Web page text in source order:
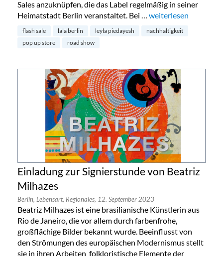
Sales anzuknüpfen, die das Label regelmäßig in seiner
Heimatstadt Berlin veranstaltet. Bei … „lala Berlin begibt
weiterlesen
flash sale lala berlin leyla piedayesh
nachhaltigkeit
pop up store
road show
Einladung zur Signierstunde von Beatriz
Milhazes
Berlin, Lebensart, Regionales, 12. September 2023
Beatriz Milhazes ist eine brasilianische Künstlerin aus
Rio de Janeiro, die vor allem durch farbenfrohe,
großflächige Bilder bekannt wurde. Beeinflusst von
den Strömungen des europäischen Modernismus stellt
sie in ihren Arbeiten folkloristische Elemente der